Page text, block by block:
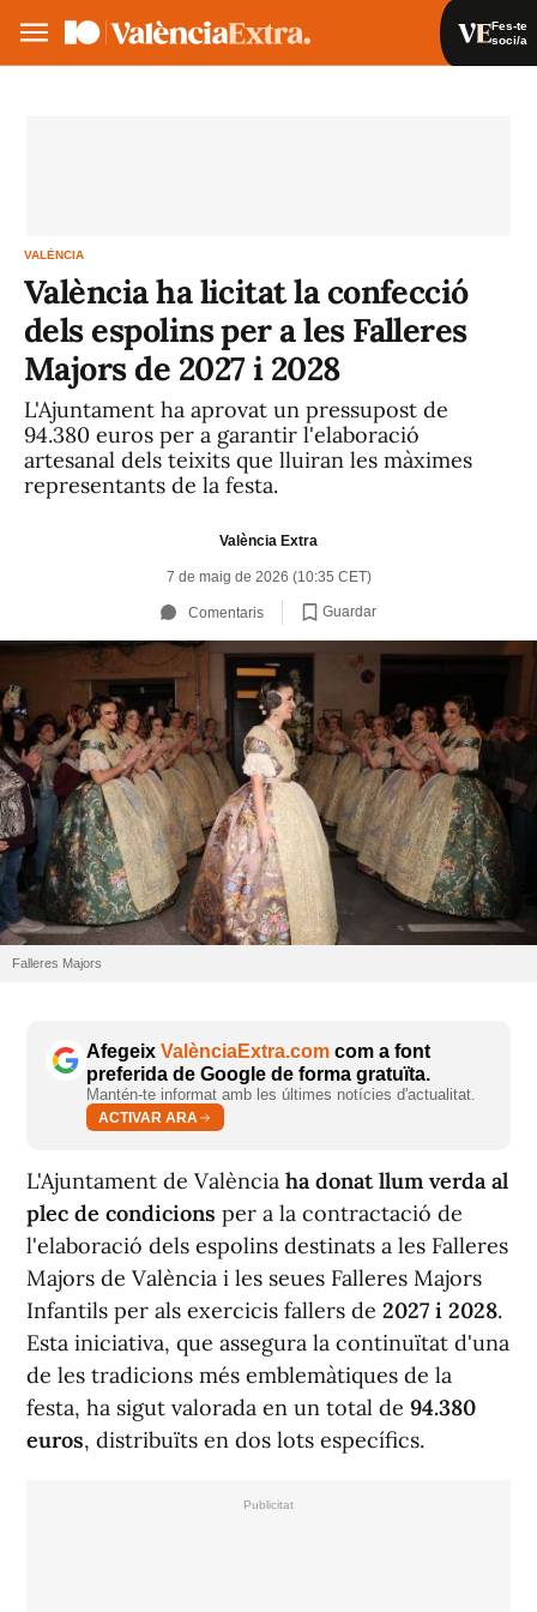
Fes-te
soci/a
VALÈNCIA
València ha licitat la confecció
dels espolins per a les Falleres
Majors de 2027 i 2028
L'Ajuntament ha aprovat un pressupost de
94.380 euros per a garantir l'elaboració
artesanal dels teixits que lluiran les màximes
representants de la festa.
València Extra
7 de maig de 2026 (10:35 CET)
Comentaris Guardar
Falleres Majors
Afegeix ValènciaExtra.com com a font
preferida de Google de forma gratuïta.
Mantén-te informat amb les últimes notícies d'actualitat.
ACTIVAR ARA
L'Ajuntament de València ha donat llum verda al
plec de condicions per a la contractació de
l'elaboració dels espolins destinats a les Falleres
Majors de València i les seues Falleres Majors
Infantils per als exercicis fallers de 2027 i 2028.
Esta iniciativa, que assegura la continuïtat d'una
de les tradicions més emblemàtiques de la
festa, ha sigut valorada en un total de 94.380
euros, distribuïts en dos lots específics.